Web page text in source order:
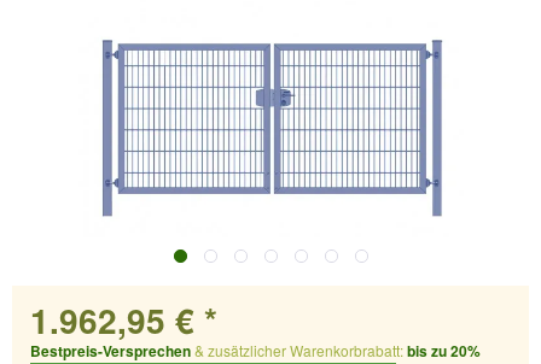
1.962,95 € *
Bestpreis-Versprechen& zusätzlicher Warenkorbrabatt:bis zu 20%